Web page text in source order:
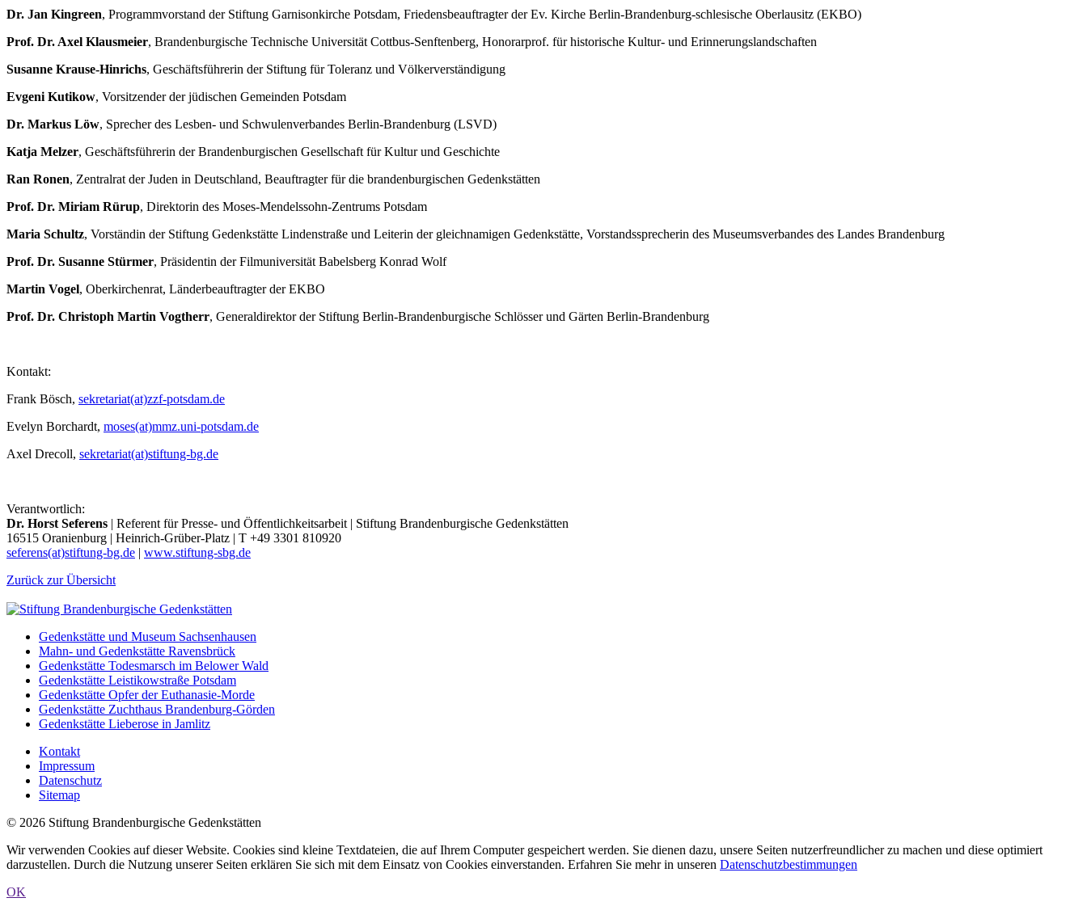
Dr. Jan Kingreen, Programmvorstand der Stiftung Garnisonkirche Potsdam, Friedensbeauftragter der Ev. Kirche Berlin-Brandenburg-schlesische Oberlausitz (EKBO)
Prof. Dr. Axel Klausmeier, Brandenburgische Technische Universität Cottbus-Senftenberg, Honorarprof. für historische Kultur- und Erinnerungslandschaften
Susanne Krause-Hinrichs, Geschäftsführerin der Stiftung für Toleranz und Völkerverständigung
Evgeni Kutikow, Vorsitzender der jüdischen Gemeinden Potsdam
Dr. Markus Löw, Sprecher des Lesben- und Schwulenverbandes Berlin-Brandenburg (LSVD)
Katja Melzer, Geschäftsführerin der Brandenburgischen Gesellschaft für Kultur und Geschichte
Ran Ronen, Zentralrat der Juden in Deutschland, Beauftragter für die brandenburgischen Gedenkstätten
Prof. Dr. Miriam Rürup, Direktorin des Moses-Mendelssohn-Zentrums Potsdam
Maria Schultz, Vorständin der Stiftung Gedenkstätte Lindenstraße und Leiterin der gleichnamigen Gedenkstätte, Vorstandssprecherin des Museumsverbandes des Landes Brandenburg
Prof. Dr. Susanne Stürmer, Präsidentin der Filmuniversität Babelsberg Konrad Wolf
Martin Vogel, Oberkirchenrat, Länderbeauftragter der EKBO
Prof. Dr. Christoph Martin Vogtherr, Generaldirektor der Stiftung Berlin-Brandenburgische Schlösser und Gärten Berlin-Brandenburg
Kontakt:
Frank Bösch, sekretariat(at)zzf-potsdam.de
Evelyn Borchardt, moses(at)mmz.uni-potsdam.de
Axel Drecoll, sekretariat(at)stiftung-bg.de
Verantwortlich:
Dr. Horst Seferens | Referent für Presse- und Öffentlichkeitsarbeit | Stiftung Brandenburgische Gedenkstätten
16515 Oranienburg | Heinrich-Grüber-Platz | T +49 3301 810920
seferens(at)stiftung-bg.de | www.stiftung-sbg.de
Zurück zur Übersicht
Gedenkstätte und Museum Sachsenhausen
Mahn- und Gedenkstätte Ravensbrück
Gedenkstätte Todesmarsch im Belower Wald
Gedenkstätte Leistikowstraße Potsdam
Gedenkstätte Opfer der Euthanasie-Morde
Gedenkstätte Zuchthaus Brandenburg-Görden
Gedenkstätte Lieberose in Jamlitz
Kontakt
Impressum
Datenschutz
Sitemap
© 2026 Stiftung Brandenburgische Gedenkstätten
Wir verwenden Cookies auf dieser Website. Cookies sind kleine Textdateien, die auf Ihrem Computer gespeichert werden. Sie dienen dazu, unsere Seiten nutzerfreundlicher zu machen und diese optimiert
darzustellen. Durch die Nutzung unserer Seiten erklären Sie sich mit dem Einsatz von Cookies einverstanden. Erfahren Sie mehr in unseren Datenschutzbestimmungen
OK